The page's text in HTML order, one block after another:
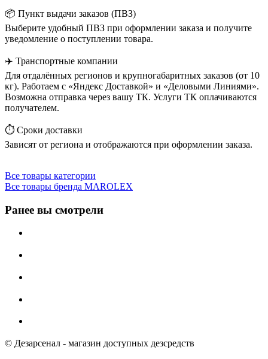
📦 Пункт выдачи заказов (ПВЗ)
Выберите удобный ПВЗ при оформлении заказа и получите
уведомление о поступлении товара.
✈️ Транспортные компании
Для отдалённых регионов и крупногабаритных заказов (от 10
кг). Работаем с «Яндекс Доставкой» и «Деловыми Линиями».
Возможна отправка через вашу ТК. Услуги ТК оплачиваются
получателем.
⏱️ Сроки доставки
Зависят от региона и отображаются при оформлении заказа.
Все товары категории
Все товары бренда MAROLEX
Ранее вы смотрели
© Дезарсенал - магазин доступных дезсредств